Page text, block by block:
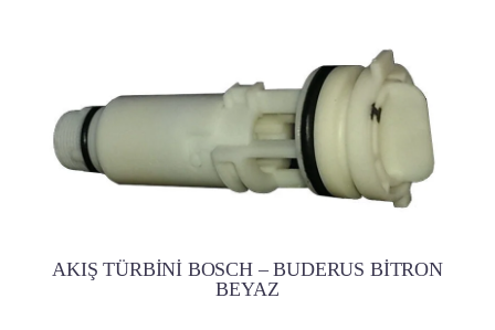
AKIŞ TÜRBİNİ BOSCH – BUDERUS BİTRON
BEYAZ